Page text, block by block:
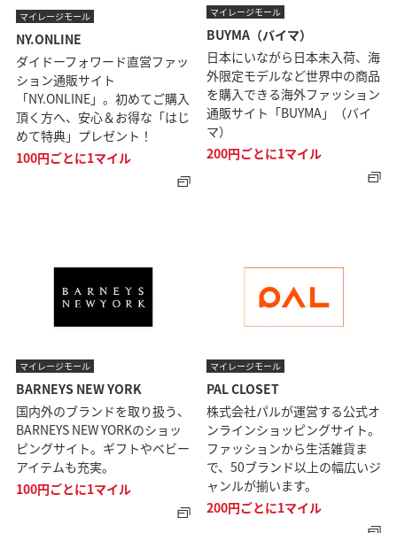
マイレージモール
NY.ONLINE
ダイドーフォワード直営ファッ
ション通販サイト
「NY.ONLINE」。初めてご購入
頂く方へ、安心＆お得な「はじ
めて特典」プレゼント！
100円ごとに1マイル
マイレージモール
BUYMA（バイマ）
日本にいながら日本未入荷、海
外限定モデルなど世界中の商品
を購入できる海外ファッション
通販サイト「BUYMA」（バイ
マ）
200円ごとに1マイル
マイレージモール
BARNEYS NEW YORK
国内外のブランドを取り扱う、
BARNEYS NEW YORKのショッ
ピングサイト。ギフトやベビー
アイテムも充実。
100円ごとに1マイル
マイレージモール
PAL CLOSET
株式会社パルが運営する公式オ
ンラインショッピングサイト。
ファッションから生活雑貨ま
で、50ブランド以上の幅広いジ
ャンルが揃います。
200円ごとに1マイル